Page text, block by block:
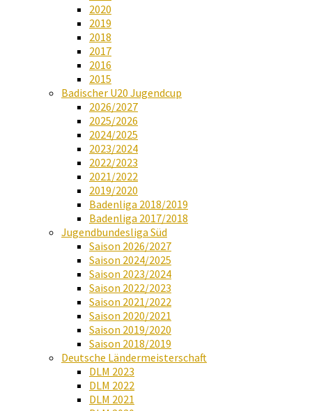
2020
2019
2018
2017
2016
2015
Badischer U20 Jugendcup
2026/2027
2025/2026
2024/2025
2023/2024
2022/2023
2021/2022
2019/2020
Badenliga 2018/2019
Badenliga 2017/2018
Jugendbundesliga Süd
Saison 2026/2027
Saison 2024/2025
Saison 2023/2024
Saison 2022/2023
Saison 2021/2022
Saison 2020/2021
Saison 2019/2020
Saison 2018/2019
Deutsche Ländermeisterschaft
DLM 2023
DLM 2022
DLM 2021